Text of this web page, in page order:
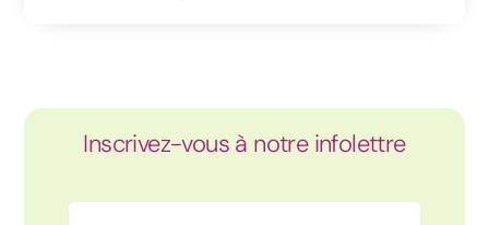
Inscrivez-vous à notre infolettre